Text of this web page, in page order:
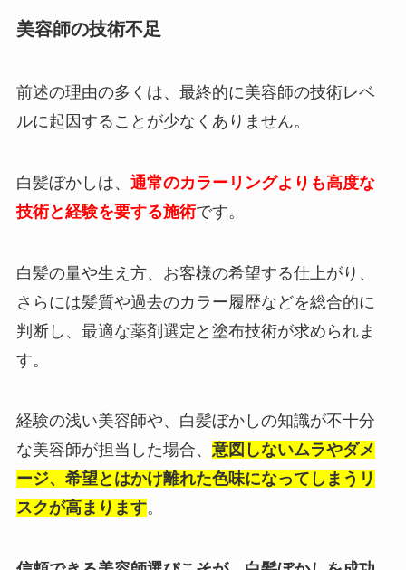
美容師の技術不足
前述の理由の多くは、最終的に美容師の技術レベ
ルに起因することが少なくありません。
白髪ぼかしは、 通常のカラーリングよりも高度な
技術と経験を要する施術です。
白髪の量や生え方、お客様の希望する仕上がり、
さらには髪質や過去のカラー履歴などを総合的に
判断し、最適な薬剤選定と塗布技術が求められま
す。
経験の浅い美容師や、白髪ぼかしの知識が不十分
な美容師が担当した場合、 意図しないムラやダメ
ージ、希望とはかけ離れた色味になってしまうリ
スクが高まります。